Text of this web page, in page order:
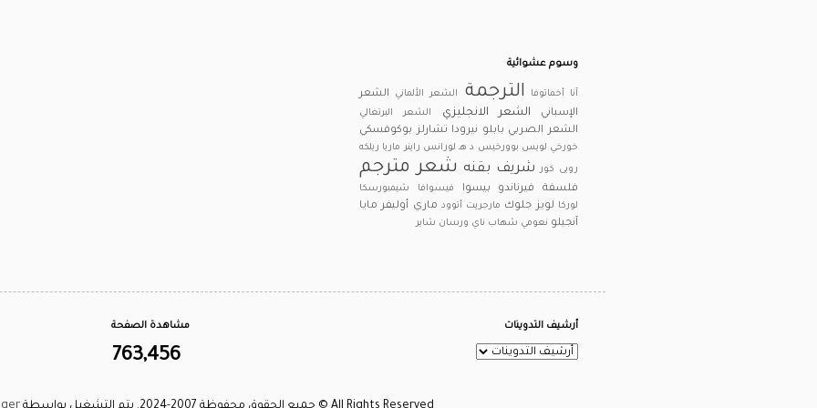
وسوم عشوائية
آنا أخماتوفا الترجمة الشعر الألماني
الشعر
الإسباني
الشعر الانجليزي الشعر البرتغالي
الشعر الصربي بابلو نيرودا تشارلز بوكوفسكي
خورخي لويس بوورخيس د هـ لورانس راينر ماريا ريلكه
روبى كور شريف بقنه شعر مترجم
فلسفة فيرناندو بيسوا
فيسوافا شيمبورسكا
لوركا لويز جلوك مارجريت أتوود ماري أوليفر مايا
آنجيلو نعومي شهاب ناي ورسان شاير
أرشيف التدوينات مشاهدة الصفحة
763,456